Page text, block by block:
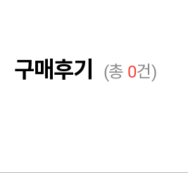
구매후기 (총 0건)